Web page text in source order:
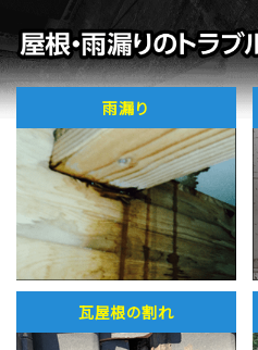
雨漏り
瓦屋根の割れ